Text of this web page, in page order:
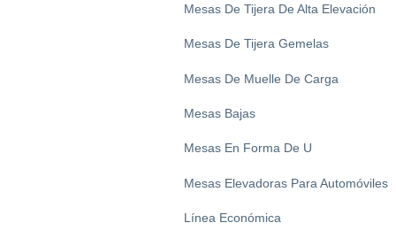
Mesas De Tijera De Alta Elevación
Mesas De Tijera Gemelas
Mesas De Muelle De Carga
Mesas Bajas
Mesas En Forma De U
Mesas Elevadoras Para Automóviles
Línea Económica